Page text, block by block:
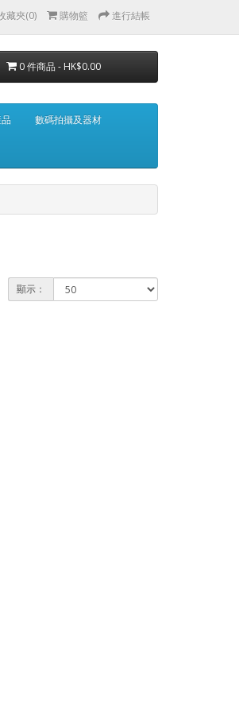
藏夾(0) 購物籃 進行結帳
0 件商品 - HK$0.00
數碼拍攝及器材
顯示：